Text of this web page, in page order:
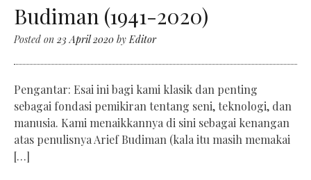
Budiman (1941-2020)
Posted on 23 April 2020 byEditor
Pengantar: Esai ini bagi kami klasik dan penting
sebagai fondasi pemikiran tentang seni, teknologi, dan
manusia. Kami menaikkannya di sini sebagai kenangan
atas penulisnya Arief Budiman (kala itu masih memakai
[…]